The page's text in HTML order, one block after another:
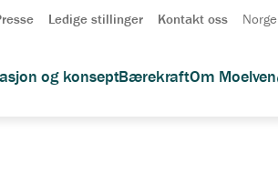
Ledige stillinger Kontakt oss Norge
og konseptBærekraftOm Moelven